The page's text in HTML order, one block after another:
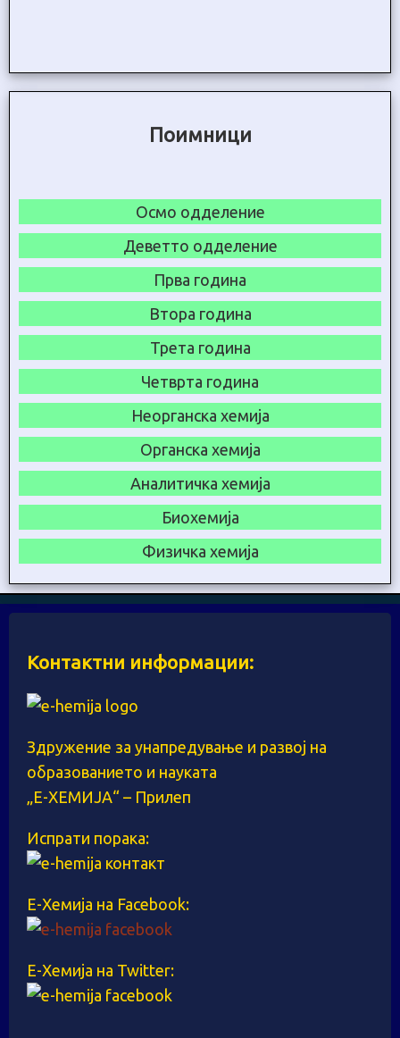
Поимници
Осмо одделение
Деветто одделение
Прва година
Втора година
Трета година
Четврта година
Неорганска хемија
Органска хемија
Аналитичка хемија
Биохемија
Физичка хемија
Контактни информации:
Здружение за унапредување и развој на
образованието и науката
„Е-ХЕМИЈА“ – Прилеп
Испрати порака:
Е-Хемија на Facebook:
Е-Хемија на Twitter: